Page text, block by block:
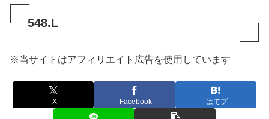
548.L
※当サイトはアフィリエイト広告を使用しています
X Facebook はてブ